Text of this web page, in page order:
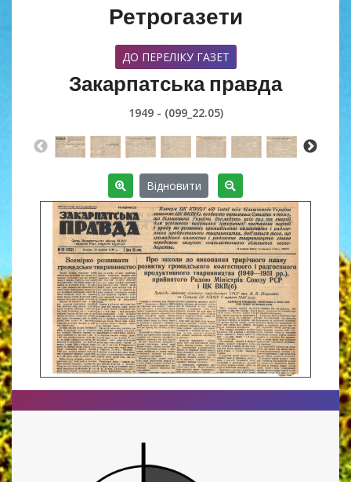
Ретрогазети
ДО ПЕРЕЛІКУ ГАЗЕТ
Закарпатська правда
1949 - (099_22.05)
Відновити